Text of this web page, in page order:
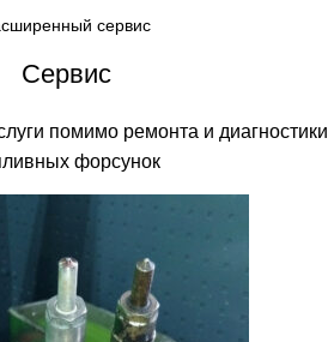
сервис
Сервис
помимо ремонта и диагностики
форсунок